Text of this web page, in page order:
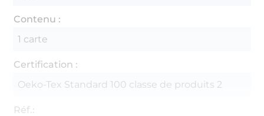
Contenu :
1 carte
Certification :
Oeko-Tex Standard 100 classe de produits 2
Réf.: